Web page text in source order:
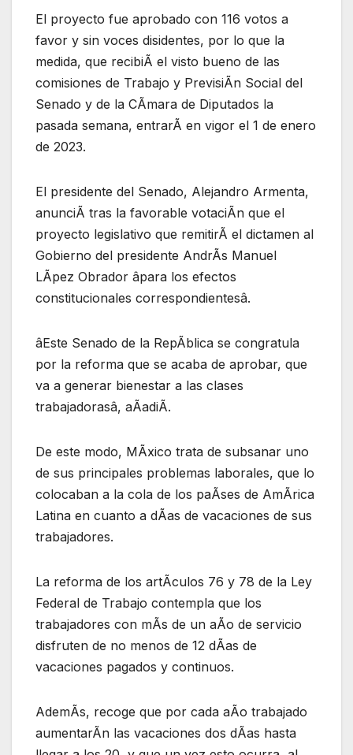
El proyecto fue aprobado con 116 votos a
favor y sin voces disidentes, por lo que la
medida, que recibiÃ el visto bueno de las
comisiones de Trabajo y PrevisiÃn Social del
Senado y de la CÃmara de Diputados la
pasada semana, entrarÃ en vigor el 1 de enero
de 2023.
El presidente del Senado, Alejandro Armenta,
anunciÃ tras la favorable votaciÃn que el
proyecto legislativo que remitirÃ el dictamen al
Gobierno del presidente AndrÃs Manuel
LÃpez Obrador âpara los efectos
constitucionales correspondientesâ.
âEste Senado de la RepÃblica se congratula
por la reforma que se acaba de aprobar, que
va a generar bienestar a las clases
trabajadorasâ, aÃadiÃ.
De este modo, MÃxico trata de subsanar uno
de sus principales problemas laborales, que lo
colocaban a la cola de los paÃses de AmÃrica
Latina en cuanto a dÃas de vacaciones de sus
trabajadores.
La reforma de los artÃculos 76 y 78 de la Ley
Federal de Trabajo contempla que los
trabajadores con mÃs de un aÃo de servicio
disfruten de no menos de 12 dÃas de
vacaciones pagados y continuos.
AdemÃs, recoge que por cada aÃo trabajado
aumentarÃn las vacaciones dos dÃas hasta